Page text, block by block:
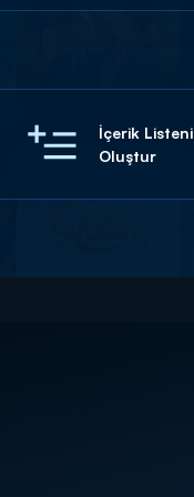
İçerik Listeni
Oluştur